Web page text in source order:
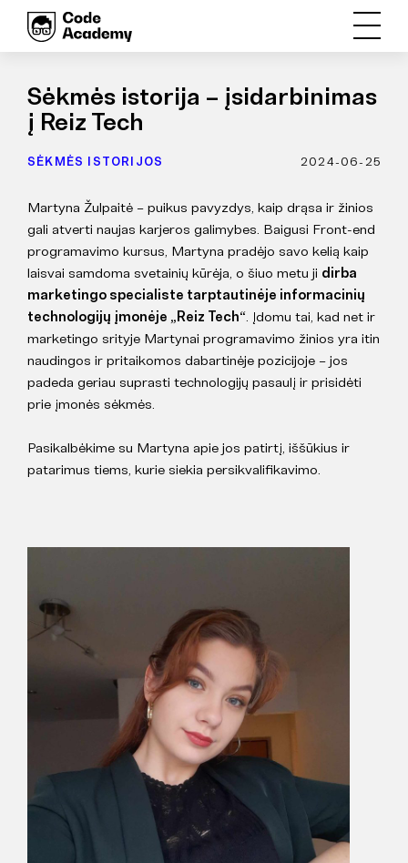
Sėkmės istorija – įsidarbinimas
į Reiz Tech
SĖKMĖS ISTORIJOS 2024-06-25
Martyna Žulpaitė – puikus pavyzdys, kaip drąsa ir žinios
gali atverti naujas karjeros galimybes. Baigusi Front-end
programavimo kursus, Martyna pradėjo savo kelią kaip
laisvai samdoma svetainių kūrėja, o šiuo metu ji dirba
marketingo specialiste tarptautinėje informacinių
technologijų įmonėje „Reiz Tech“. Įdomu tai, kad net ir
marketingo srityje Martynai programavimo žinios yra itin
naudingos ir pritaikomos dabartinėje pozicijoje – jos
padeda geriau suprasti technologijų pasaulį ir prisidėti
prie įmonės sėkmės.
Pasikalbėkime su Martyna apie jos patirtį, iššūkius ir
patarimus tiems, kurie siekia persikvalifikavimo.